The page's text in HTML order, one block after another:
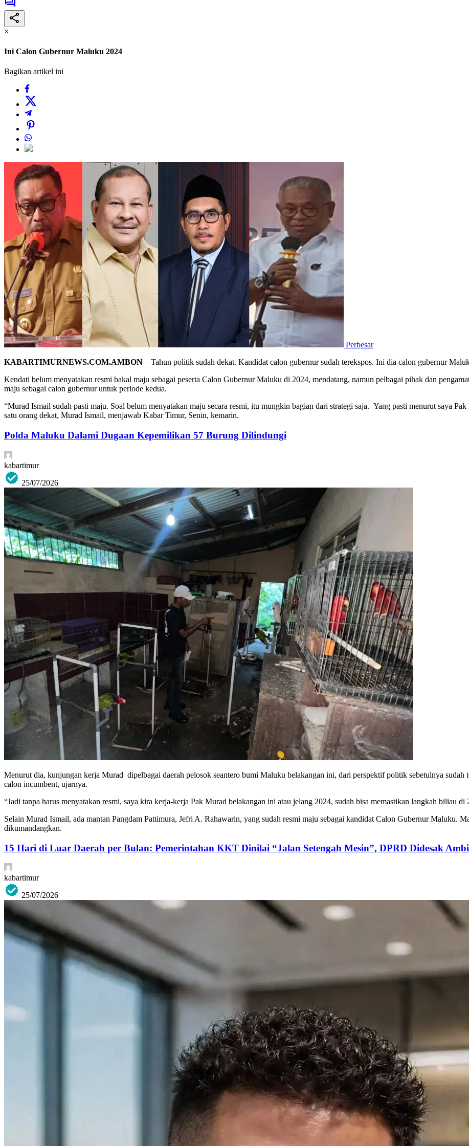
×
Ini Calon Gubernur Maluku 2024
Bagikan artikel ini
Perbesar
KABARTIMURNEWS.COM.AMBON – Tahun politik sudah dekat. Kandidat calon gubernur sudah terekspos. Ini dia calon gubernur
Kendati belum menyatakan resmi bakal maju sebagai peserta Calon Gubernur Maluku di 2024, mendatang, namun pelbagai pihak dan
maju sebagai calon gubernur untuk periode kedua.
“Murad Ismail sudah pasti maju. Soal belum menyatakan maju secara resmi, itu mungkin bagian dari strategi saja. Yang pasti menurut saya
satu orang dekat, Murad Ismail, menjawab Kabar Timur, Senin, kemarin.
Polda Maluku Dalami Dugaan Kepemilikan 57 Burung Dilindungi
kabartimur
25/07/2026
Menurut dia, kunjungan kerja Murad dipelbagai daerah pelosok seantero bumi Maluku belakangan ini, dari perspektif politik sebetulnya sudah
calon incumbent, ujarnya.
“Jadi tanpa harus menyatakan resmi, saya kira kerja-kerja Pak Murad belakangan ini atau jelang 2024, sudah bisa memastikan langkah biliau di
Selain Murad Ismail, ada mantan Pangdam Pattimura, Jefri A. Rahawarin, yang sudah resmi maju sebagai kandidat Calon Gubernur Maluku.
dikumandangkan.
15 Hari di Luar Daerah per Bulan: Pemerintahan KKT Dinilai “Jalan Setengah Mesin”, DPRD Didesak
kabartimur
25/07/2026